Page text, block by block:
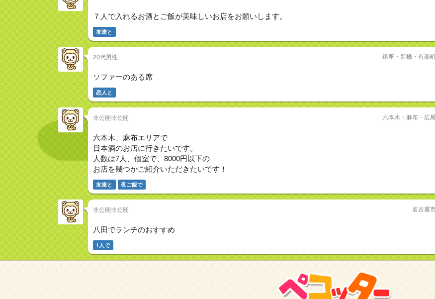
７人で入れるお酒とご飯が美味しいお店をお願いします。
友達と
20代男性 銀座・新橋・有楽
ソファーのある席
恋人と
非公開非公開 六本木・麻布・広尾
六本木、麻布エリアで
日本酒のお店に行きたいです。
人数は7人、個室で、8000円以下の
お店を幾つかご紹介いただきたいです！
友達と 夜ご飯で
非公開非公開 名古屋
八田でランチのおすすめ
1人で